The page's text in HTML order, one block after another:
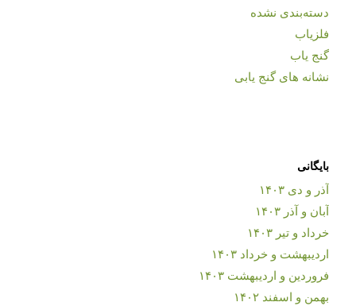
دسته‌بندی نشده
فلزیاب
گنج یاب
نشانه های گنج یابی
بایگانی
آذر و دی ۱۴۰۳
آبان و آذر ۱۴۰۳
خرداد و تیر ۱۴۰۳
اردیبهشت و خرداد ۱۴۰۳
فروردین و اردیبهشت ۱۴۰۳
بهمن و اسفند ۱۴۰۲